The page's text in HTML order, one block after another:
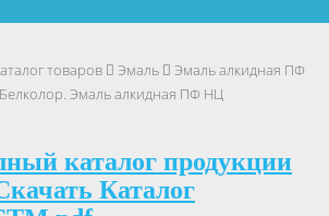
товаров Эмаль
Эмаль алкидная ПФ
Эмаль алкидная ПФ НЦ
каталог продукции
Каталог